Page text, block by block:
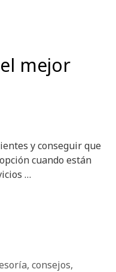
mejor
y conseguir que
cuando están
…
, consejos,